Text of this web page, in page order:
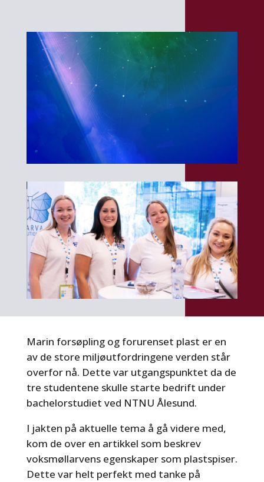
Marin forsøpling og forurenset plast er en
av de store miljøutfordringene verden står
overfor nå. Dette var utgangspunktet da de
tre studentene skulle starte bedrift under
bachelorstudiet ved NTNU Ålesund.
I jakten på aktuelle tema å gå videre med,
kom de over en artikkel som beskrev
voksmøllarvens egenskaper som plastspiser.
Dette var helt perfekt med tanke på